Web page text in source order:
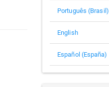
Português (Brasil)
English
Español (España)